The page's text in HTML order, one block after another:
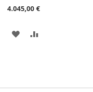
4.045,00 €
AÑADIR